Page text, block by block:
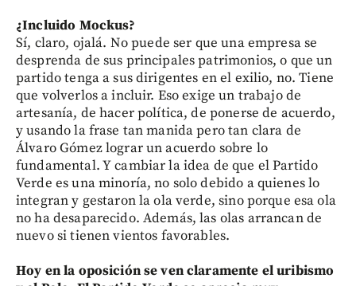
¿Incluido Mockus?
Sí, claro, ojalá. No puede ser que una empresa se
desprenda de sus principales patrimonios, o que un
partido tenga a sus dirigentes en el exilio, no. Tiene
que volverlos a incluir. Eso exige un trabajo de
artesanía, de hacer política, de ponerse de acuerdo,
y usando la frase tan manida pero tan clara de
Álvaro Gómez lograr un acuerdo sobre lo
fundamental. Y cambiar la idea de que el Partido
Verde es una minoría, no solo debido a quienes lo
integran y gestaron la ola verde, sino porque esa ola
no ha desaparecido. Además, las olas arrancan de
nuevo si tienen vientos favorables.
Hoy en la oposición se ven claramente el uribismo